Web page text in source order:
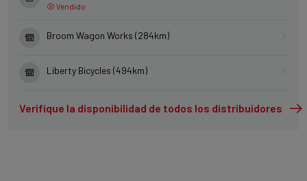
Vendido
Broom Wagon Works (284km)
Liberty Bicycles (494km)
Verifique la disponibilidad de todos los distribuidores